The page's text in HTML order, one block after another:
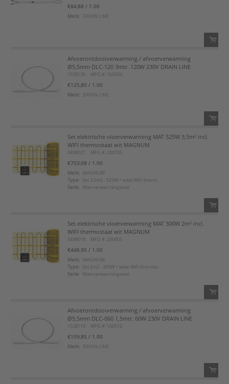
€84,88 / 1.00
Merk: DRAIN LINE
Afvoerontdooiverwarming / afvoerverwarming
Ø5,5mm DLC-120 3mtr. 120W 230V DRAIN LINE
1538130 MFG #: 160504
€125,80 / 1.00
Merk: DRAIN LINE
Voeg toe aan favorietenlijst
Set elektrische vloerverwarming MAT 525W 3,5m² incl.
WIFI thermostaat wit MAGNUM
0498021 MFG #: 200705
€703,08 / 1.00
Merk:
MAGNUM
Type:
Set 3,5m2 - 525W + witte WiFi therm
Serie: Vloerverwarmingsmat
Voeg toe aan favorietenlijst
Set elektrische vloerverwarming MAT 300W 2m² incl.
WIFI thermostaat wit MAGNUM
0498018 MFG #: 200405
€446,90 / 1.00
Merk:
MAGNUM
Type:
Set 2m2 - 300W + witte WiFi thermos
Serie: Vloerverwarmingsmat
Afvoerontdooiverwarming / afvoerverwarming
Ø5,5mm DLC-060 1,5mtr. 60W 230V DRAIN LINE
1538110 MFG #: 160510
€109,85 / 1.00
Merk: DRAIN LINE